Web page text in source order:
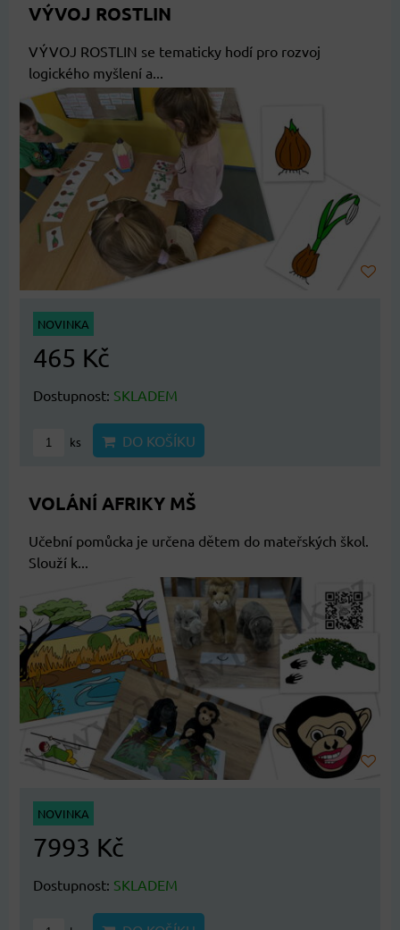
VÝVOJ ROSTLIN
VÝVOJ ROSTLIN se tematicky hodí pro rozvoj
logického myšlení a...
NOVINKA
465 Kč
Dostupnost: SKLADEM
ks DO KOŠÍKU
VOLÁNÍ AFRIKY MŠ
Učební pomůcka je určena dětem do mateřských škol.
Slouží k...
NOVINKA
7993 Kč
Dostupnost: SKLADEM